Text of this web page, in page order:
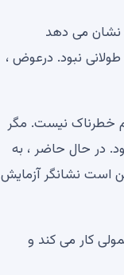
نشان می دهد
نبود. درعوض ،
خطرناک نیست. مگر
بیت کوین در آینده بین 98000 تا 105000 دلار متحد شود. در حال حاضر ، به
بدون شکست است ، اما حرکات طولانی مدت زیر 100000 دلار ممکن است نشانگر آزمایش
کار می کند و